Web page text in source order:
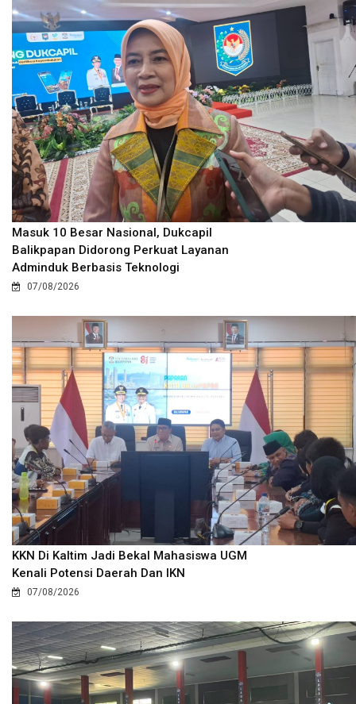
Masuk 10 Besar Nasional, Dukcapil
Balikpapan Didorong Perkuat Layanan
Adminduk Berbasis Teknologi
07/08/2026
KKN Di Kaltim Jadi Bekal Mahasiswa UGM
Kenali Potensi Daerah Dan IKN
07/08/2026